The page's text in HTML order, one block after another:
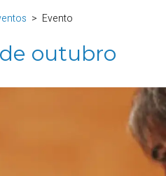
Evento
outubro